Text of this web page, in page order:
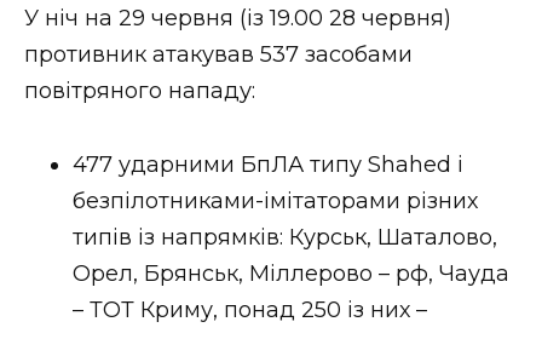
Втрачений Ужгород
Втрачений Ужгород (відеоверсія)
ЗАКАРПАТСЬКІ НОВИНИ
НОВИНИ ЗАХІДНОЇ УКРАЇНИ
У ніч на 29 червня (із 19.00 28 червня)
противник атакував 537 засобами
повітряного нападу:
477 ударними БпЛА типу Shahed і
безпілотниками-імітаторами різних
типів із напрямків: Курськ, Шаталово,
Орел, Брянськ, Міллерово – рф, Чауда
– ТОТ Криму, понад 250 із них –